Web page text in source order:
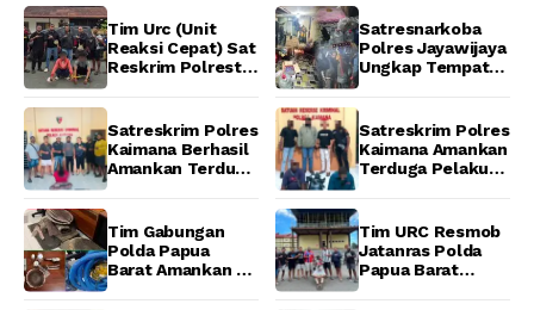
Pelaku Pencurian
di SMA
Sanawesen
Kasus Tindak
Pidana Narkotika
Golongan I Jenis
Shabu di SP 4
Tim Urc (Unit
Reaksi Cepat) Sat
Reskrim Polresta
2 Pelaku
Pengeroyokan di
Taman Ria kab.
Manokwari
Satresnarkoba
Polres Jayawijaya
Ungkap Tempat
Wamena
Satreskrim Polres
Kaimana Berhasil
Amankan Terduga
Menggunakan
Senjata Tajam
Satreskrim Polres
Kaimana Amankan
Terduga Pelaku
Unit Barang Bukti
Berhasil
Diamankan
Tim Gabungan
Polda Papua
Barat Amankan 6
Tim URC Resmob
Jatanras Polda
Papua Barat